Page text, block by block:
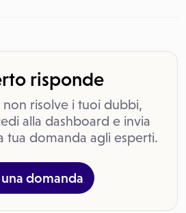
risponde
non risolve i tuoi dubbi,
alla dashboard e invia
tua domanda agli esperti.
una domanda